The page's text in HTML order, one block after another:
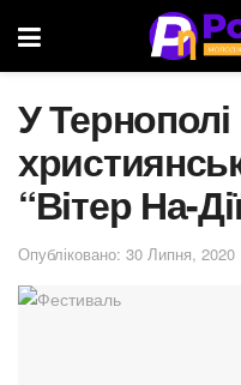
У
“Вітер На-
Опубліковано: 30 Липня, 2020